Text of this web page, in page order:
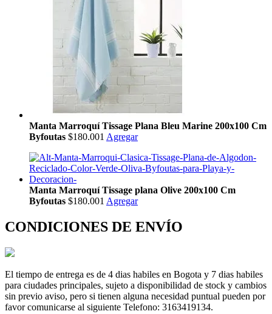
Manta Marroquí Tissage Plana Bleu Marine 200x100 Cm
Byfoutas $180.001 Agregar
Manta Marroquí Tissage plana Olive 200x100 Cm
Byfoutas $180.001 Agregar
CONDICIONES DE ENVÍO
El tiempo de entrega es de 4 dias habiles en Bogota y 7 dias habiles
para ciudades principales, sujeto a disponibilidad de stock y cambios
sin previo aviso, pero si tienen alguna necesidad puntual pueden por
favor comunicarse al siguiente Telefono: 3163419134.